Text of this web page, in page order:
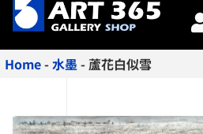
Home-水墨- 蘆花白似雪